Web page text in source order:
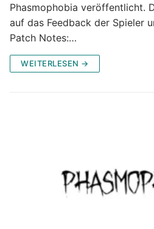
Phasmophobia veröffentlicht.
auf das Feedback der Spieler
Patch Notes:…
WEITERLESEN →